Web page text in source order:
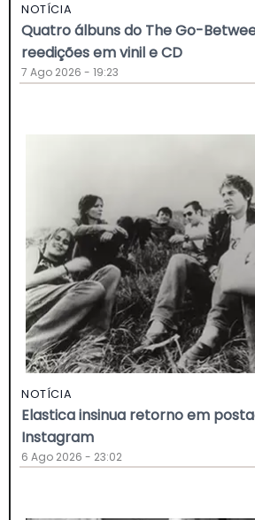
NOTÍCIA
Quatro álbuns do The Go-
reedições em vinil e CD
7 Ago 2026 - 19:23
NOTÍCIA
Elastica insinua retorno em
Instagram
6 Ago 2026 - 23:02